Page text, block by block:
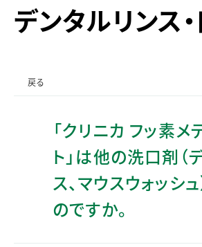
デンタルリンス
戻る
「クリニカ フッ素メ
ト」は他の洗口剤（
ス、マウスウォッシ
のですか。